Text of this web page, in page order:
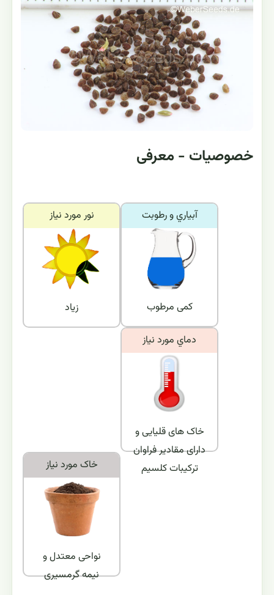
خصوصیات - معرفی
نور مورد نياز
زیاد
آبياري و رطوبت
کمی مرطوب
دماي مورد نياز
خاک های قلیایی و
دارای مقادیر فراوان
ترکیبات کلسیم
خاک مورد نياز
نواحی معتدل و
نیمه گرمسیری